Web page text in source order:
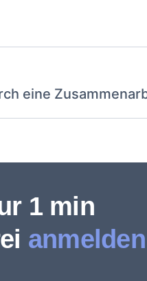
eine
1 min
anmelden